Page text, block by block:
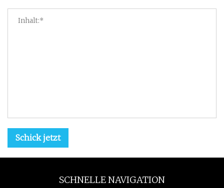
Schick jetzt
SCHNELLE NAVIGATION